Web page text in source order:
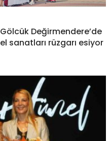
Gölcük Değirmendere’de
el sanatları rüzgarı esiyor